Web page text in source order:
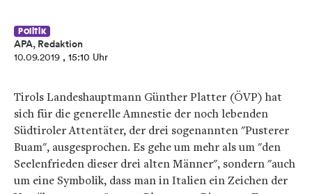
Politik
APA, Redaktion
10.09.2019 , 15:10 Uhr
Tirols Landeshauptmann Günther Platter (ÖVP) hat
sich für die generelle Amnestie der noch lebenden
Südtiroler Attentäter, der drei sogenannten "Pusterer
Buam", ausgesprochen. Es gehe um mehr als um "den
Seelenfrieden dieser drei alten Männer", sondern "auch
um eine Symbolik, dass man in Italien ein Zeichen der